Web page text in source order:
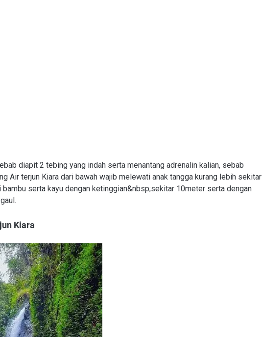
diapit 2 tebing yang indah serta menantang adrenalin kalian, sebab
Air terjun Kiara dari bawah wajib melewati anak tangga kurang lebih sekitar
bambu serta kayu dengan ketinggian&nbsp;sekitar 10meter serta dengan
Kiara